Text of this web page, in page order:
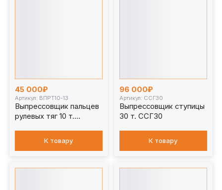
45 000₽
Артикул: ВПРТ10-13
Выпрессовщик пальцев
рулевых тяг 10 т.
К товару
96 000₽
Артикул: ССГ30
Выпрессовщик ступицы
30 т. ССГ30
К товару